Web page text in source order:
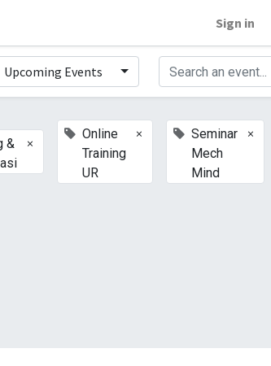
Sign in
Upcoming Events
&
×
Online
Training
UR
×
Seminar
Mech
Mind
×